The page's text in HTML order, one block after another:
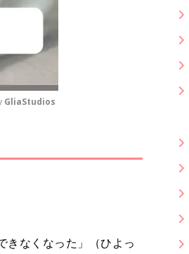
GliaStudios
きなくなった」（ひよっ